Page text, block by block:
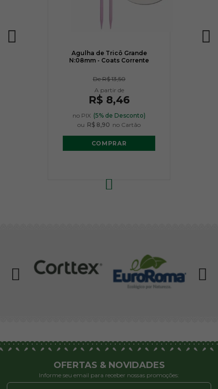
Agulha de Tricô Grande
N:08mm - Coats Corrente
DeR$ 13,50
R$ 8,46
no PIX (5% de Desconto)
ou R$ 8,90 no Cartão
COMPRAR
OFERTAS & NOVIDADES
Informe seu email para receber nossas promoções: